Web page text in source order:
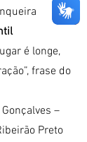
é longe,
frase do
–
Preto